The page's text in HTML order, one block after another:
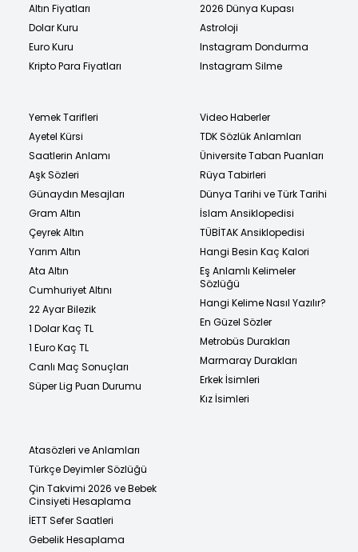
Altın Fiyatları
Dolar Kuru
Euro Kuru
Kripto Para Fiyatları
2026 Dünya Kupası
Astroloji
Instagram Dondurma
Instagram Silme
Yemek Tarifleri
Ayetel Kürsi
Saatlerin Anlamı
Aşk Sözleri
Günaydın Mesajları
Gram Altın
Çeyrek Altın
Yarım Altın
Ata Altın
Cumhuriyet Altını
22 Ayar Bilezik
1 Dolar Kaç TL
1 Euro Kaç TL
Canlı Maç Sonuçları
Süper Lig Puan Durumu
Video Haberler
TDK Sözlük Anlamları
Üniversite Taban Puanları
Rüya Tabirleri
Dünya Tarihi ve Türk Tarihi
İslam Ansiklopedisi
TÜBİTAK Ansiklopedisi
Hangi Besin Kaç Kalori
Eş Anlamlı Kelimeler
Sözlüğü
Hangi Kelime Nasıl Yazılır?
En Güzel Sözler
Metrobüs Durakları
Marmaray Durakları
Erkek İsimleri
Kız İsimleri
Atasözleri ve Anlamları
Türkçe Deyimler Sözlüğü
Çin Takvimi 2026 ve Bebek
Cinsiyeti Hesaplama
İETT Sefer Saatleri
Gebelik Hesaplama